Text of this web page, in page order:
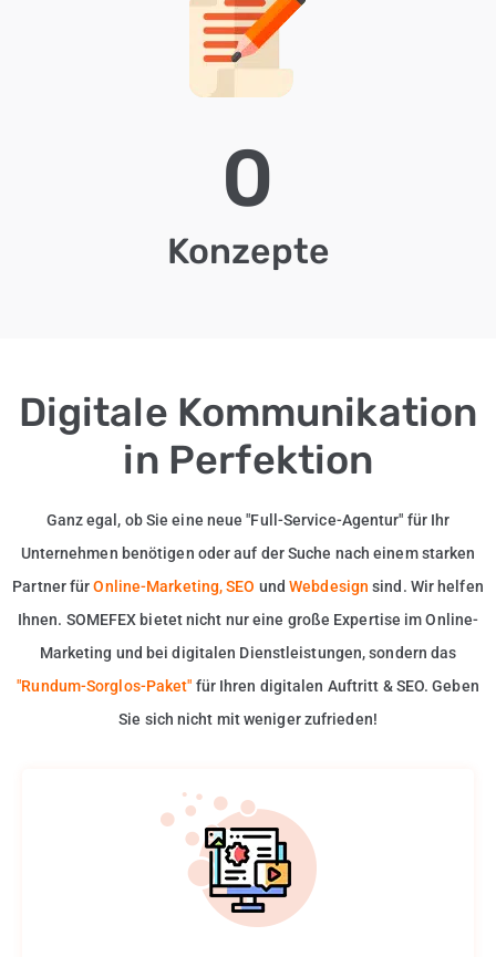
0
Konzepte
Digitale Kommunikation
in Perfektion
Ganz egal, ob Sie eine neue "Full-Service-Agentur" für Ihr
Unternehmen benötigen oder auf der Suche nach einem starken
Partner fürOnline-Marketing,SEO undWebdesign sind. Wir helfen
Ihnen. SOMEFEX bietet nicht nur eine große Expertise im Online-
Marketing und bei digitalen Dienstleistungen, sondern das
"Rundum-Sorglos-Paket" für Ihren digitalen Auftritt & SEO. Geben
Sie sich nicht mit weniger zufrieden!